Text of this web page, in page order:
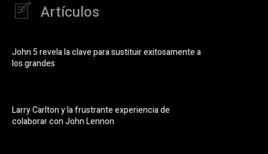
Artículos
John 5 revela la clave para sustituir exitosamente a
los grandes
Larry Carlton y la frustrante experiencia de
colaborar con John Lennon